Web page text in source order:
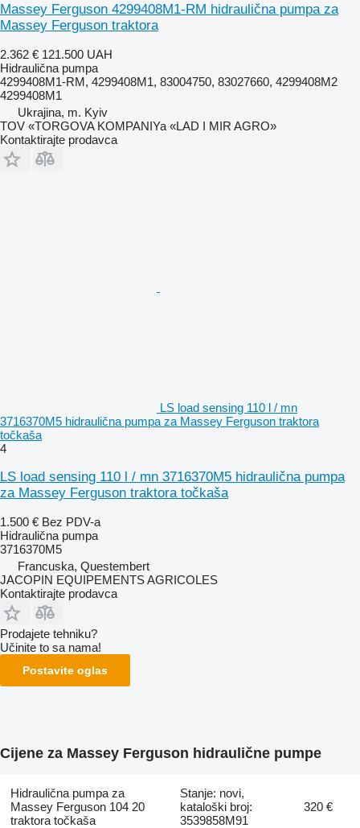
Massey Ferguson 4299408M1-RM hidraulična pumpa za
Massey Ferguson traktora
2.362 € 121.500 UAH
Hidraulična pumpa
4299408M1-RM, 4299408M1, 83004750, 83027660, 4299408M2
4299408M1
Ukrajina, m. Kyiv
TOV «TORGOVA KOMPANIYa «LAD I MIR AGRO»
Kontaktirajte prodavca
LS load sensing 110 l / mn
3716370M5 hidraulična pumpa za Massey Ferguson traktora
točkaša
4
LS load sensing 110 l / mn 3716370M5 hidraulična pumpa
za Massey Ferguson traktora točkaša
1.500 € Bez PDV-a
Hidraulična pumpa
3716370M5
Francuska, Questembert
JACOPIN EQUIPEMENTS AGRICOLES
Kontaktirajte prodavca
Prodajete tehniku?
Učinite to sa nama!
Postavite oglas
Cijene za Massey Ferguson hidraulične pumpe
Hidraulična pumpa za
Massey Ferguson 104 20
traktora točkaša
Stanje: novi,
kataloški broj:
3539858M91
320 €